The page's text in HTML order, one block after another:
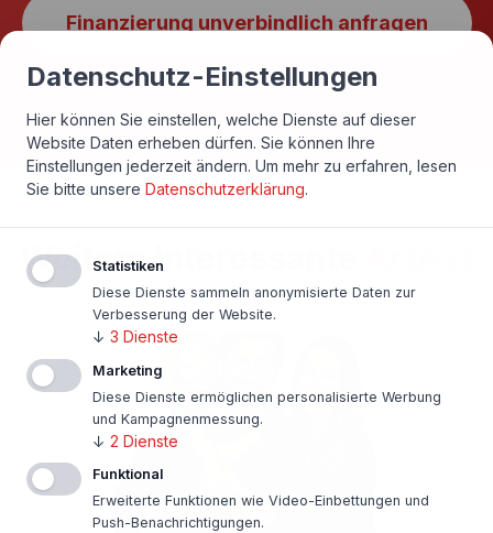
Finanzierung unverbindlich anfragen
In nur einer Minute!
Weitere interessante
Datenschutz-Einstellungen
Hier können Sie einstellen, welche Dienste auf dieser
Website Daten erheben dürfen. Sie können Ihre
Einstellungen jederzeit ändern. Um mehr zu erfahren, lesen
Sie bitte unsere Datenschutzerklärung.
Statistiken
Diese Dienste sammeln anonymisierte Daten zur
Verbesserung der Website.
↓ 3 Dienste
Marketing
Diese Dienste ermöglichen personalisierte Werbung
und Kampagnenmessung.
↓ 2 Dienste
Funktional
Erweiterte Funktionen wie Video-Einbettungen und
Push-Benachrichtigungen.